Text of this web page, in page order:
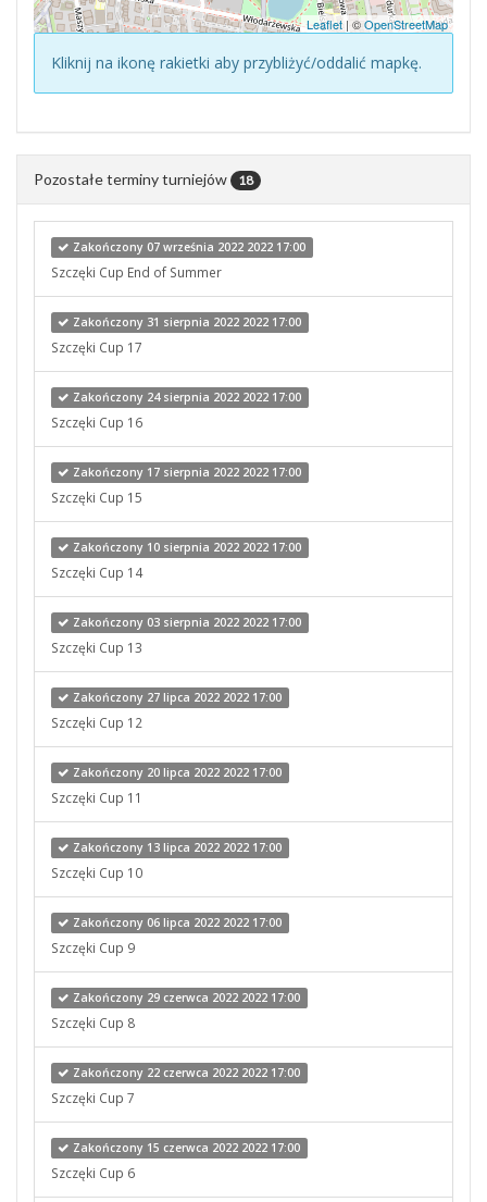
Leaflet| ©OpenStreetMap
Kliknij na ikonę rakietki aby przybliżyć/oddalić mapkę.
Pozostałe terminy turniejów 18
Zakończony 07 września 2022 2022 17:00
Szczęki Cup End of Summer
Zakończony 31 sierpnia 2022 2022 17:00
Szczęki Cup 17
Zakończony 24 sierpnia 2022 2022 17:00
Szczęki Cup 16
Zakończony 17 sierpnia 2022 2022 17:00
Szczęki Cup 15
Zakończony 10 sierpnia 2022 2022 17:00
Szczęki Cup 14
Zakończony 03 sierpnia 2022 2022 17:00
Szczęki Cup 13
Zakończony 27 lipca 2022 2022 17:00
Szczęki Cup 12
Zakończony 20 lipca 2022 2022 17:00
Szczęki Cup 11
Zakończony 13 lipca 2022 2022 17:00
Szczęki Cup 10
Zakończony 06 lipca 2022 2022 17:00
Szczęki Cup 9
Zakończony 29 czerwca 2022 2022 17:00
Szczęki Cup 8
Zakończony 22 czerwca 2022 2022 17:00
Szczęki Cup 7
Zakończony 15 czerwca 2022 2022 17:00
Szczęki Cup 6